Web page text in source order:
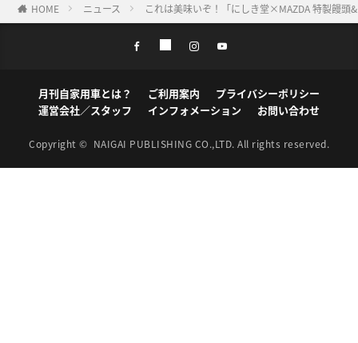
HOME ニュース これは美味いぞ！「にしき堂×MAZDA 特製饅頭
月刊自家用車とは？ ご利用案内
プライバシーポリシー
運営会社／スタッフ
インフォメーション お問い合わせ
Copyright © NAIGAI PUBLISHING CO.,LTD. All rights reserved.